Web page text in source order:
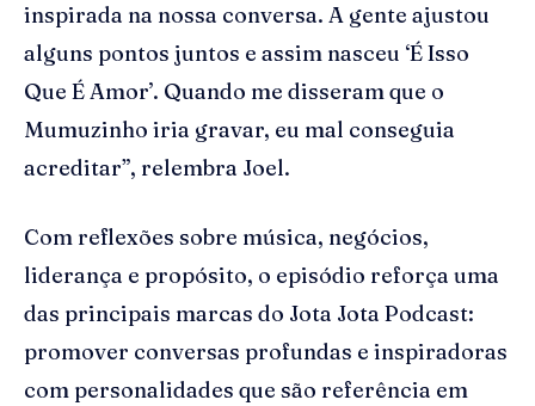
inspirada na nossa conversa. A gente ajustou
alguns pontos juntos e assim nasceu ‘É Isso
Que É Amor’. Quando me disseram que o
Mumuzinho iria gravar, eu mal conseguia
acreditar”, relembra Joel.
Com reflexões sobre música, negócios,
liderança e propósito, o episódio reforça uma
das principais marcas do Jota Jota Podcast:
promover conversas profundas e inspiradoras
com personalidades que são referência em